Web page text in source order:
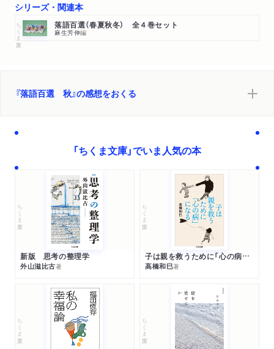
シリーズ・関連本
ちくま文庫 落語百選（春夏秋冬） 全４巻セット
麻生芳伸編
『落語百選 秋』の感想をおくる
「ちくま文庫」でいま人気の本
ちくま文庫
新版 思考の整理学
外山滋比古著
ちくま文庫
子は親を救うために「心の病」になる
高橋和巳著
ちくま文庫 ちくま文庫